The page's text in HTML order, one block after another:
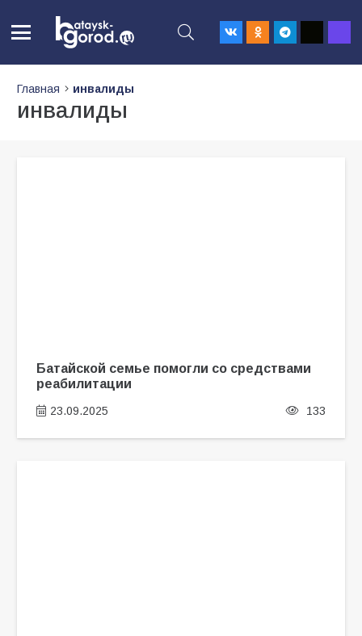
Главная инвалиды
инвалиды
Батайской семье помогли со средствами
реабилитации
23.09.2025 133